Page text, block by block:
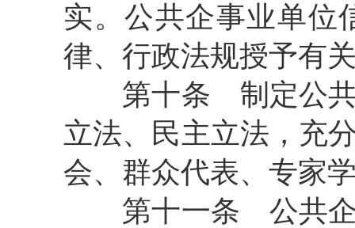
实。公共企事业单位
律、行政法规授予有
第十条 制定公共
立法、民主立法，充
会、群众代表、专家
第十一条 公共企